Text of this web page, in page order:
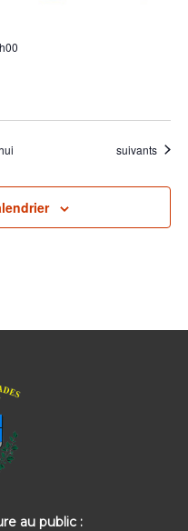
Évènements
suivants
au public :